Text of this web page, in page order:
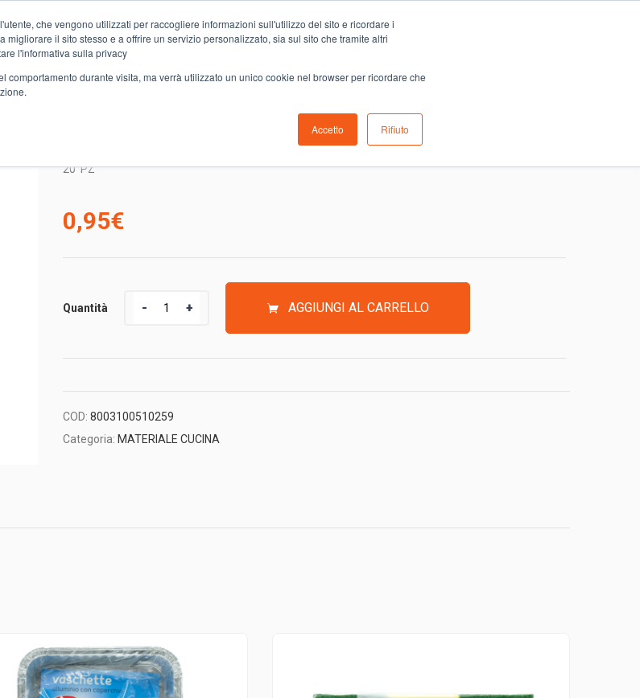
che vengono utilizzati per raccogliere informazioni sull'utilizzo del sito e ricordare i
migliorare il sito stesso e a offrire un servizio personalizzato, sia sul sito che tramite altri
l'informativa sulla privacy
comportamento durante visita, ma verrà utilizzato un unico cookie nel browser per ricordare che
Accetto Rifiuto
Servizi Spesa online Carta Club A&O Volantino Serve aiuto?
MEDI
20 PZ
0,95€
Quantità AGGIUNGI AL CARRELLO
COD: 8003100510259
Categoria: MATERIALE CUCINA